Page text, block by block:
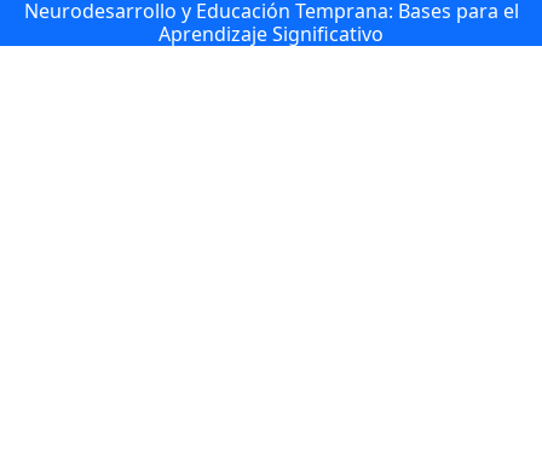
Neurodesarrollo y Educación Temprana: Bases para el
Aprendizaje Significativo